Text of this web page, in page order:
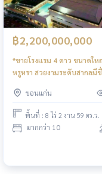
฿2,200,000,000
*ขายโรงเเรม 4 ดาว ขนาดให
หรูหรา สวยงามระดับสากลมีชื่
ขอนแก่น
พื้นที่ : 8 ไร่ 2 งาน 59 ตร.ว.
มากกว่า 10